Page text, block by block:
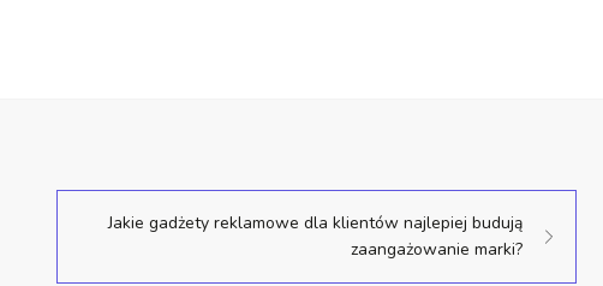
Jakie gadżety reklamowe dla klientów najlepiej budują
zaangażowanie marki?